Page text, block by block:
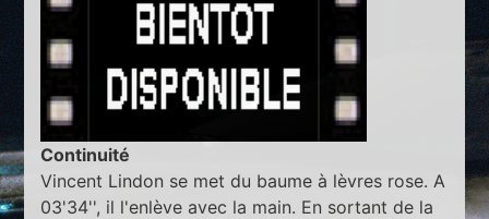
Continuité
Vincent Lindon se met du baume à lèvres rose. A
03'34'', il l'enlève avec la main. En sortant de la